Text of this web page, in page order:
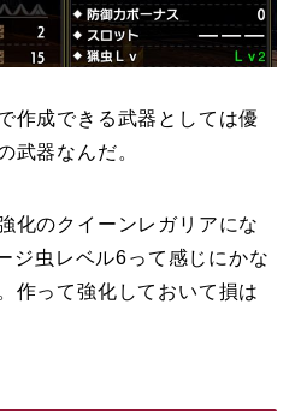
作成できる武器としては優
武器なんだ。
化のクイーンレガリアにな
ジ虫レベル6って感じにかな
作って強化しておいて損は